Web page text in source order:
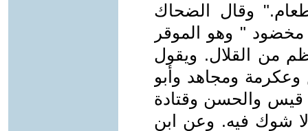
وقال الضحاك
" وهو الموقر
من القلال. ويقول
ومجاهد وأبو
قيس والحسن وقتادة
لا شوك فيه. وعن ابن